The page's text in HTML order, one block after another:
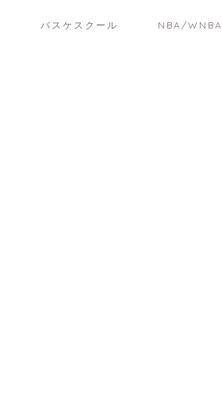
バスケスクール NBA/WNBA